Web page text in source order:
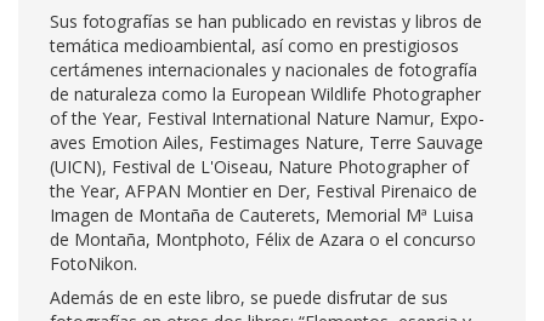
Sus fotografías se han publicado en revistas y libros de
temática medioambiental, así como en prestigiosos
certámenes internacionales y nacionales de fotografía
de naturaleza como la European Wildlife Photographer
of the Year, Festival International Nature Namur, Expo-
aves Emotion Ailes, Festimages Nature, Terre Sauvage
(UICN), Festival de L'Oiseau, Nature Photographer of
the Year, AFPAN Montier en Der, Festival Pirenaico de
Imagen de Montaña de Cauterets, Memorial Mª Luisa
de Montaña, Montphoto, Félix de Azara o el concurso
FotoNikon.
Además de en este libro, se puede disfrutar de sus